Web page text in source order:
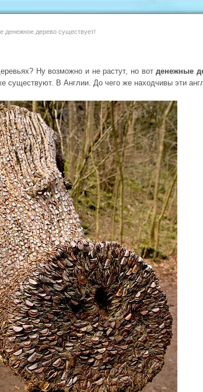
денежное дерево существует!
Ну возможно и не растут, но вотденежные
существуют. В Англии. До чего же находчивы эти